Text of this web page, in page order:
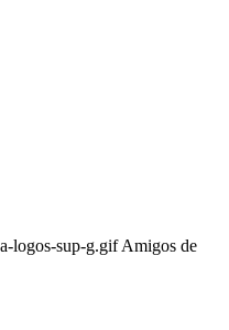
logos-sup-g.gif Amigos de